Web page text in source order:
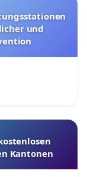
und
Kantonen